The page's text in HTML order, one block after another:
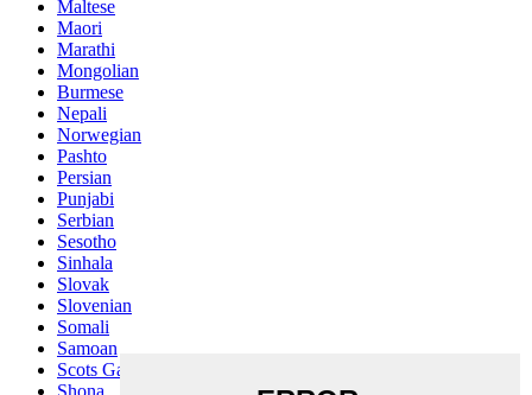
Maltese
Maori
Marathi
Mongolian
Burmese
Nepali
Norwegian
Pashto
Persian
Punjabi
Serbian
Sesotho
Sinhala
Slovak
Slovenian
Somali
Samoan
Scots Gaelic